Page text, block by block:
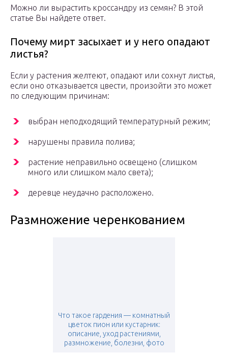
Можно ли вырастить кроссандру из семян? В этой
статье Вы найдете ответ.
Почему мирт засыхает и у него опадают
листья?
Если у растения желтеют, опадают или сохнут листья,
если оно отказывается цвести, произойти это может
по следующим причинам:
выбран неподходящий температурный режим;
нарушены правила полива;
растение неправильно освещено (слишком
много или слишком мало света);
деревце неудачно расположено.
Размножение черенкованием
Что такое гардения — комнатный
цветок пион или кустарник:
описание, уход растениями,
размножение, болезни, фото